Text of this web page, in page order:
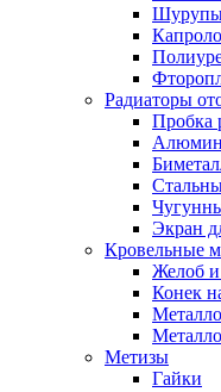
Радиаторы
Пробка
Экран
Кровельные
Желоб
Конек
Метизы
Гайки